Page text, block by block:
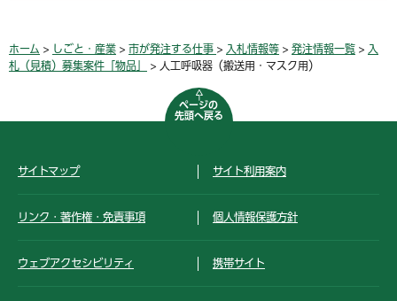
ホーム > しごと・産業 > 市が発注する仕事 > 入札情報等 > 発注情報一覧 > 入
札（見積）募集案件「物品」
> 人工呼吸器（搬送用・マスク用）
ページの
先頭へ戻る
サイトマップ サイト利用案内
リンク・著作権・免責事項 個人情報保護方針
ウェブアクセシビリティ 携帯サイト